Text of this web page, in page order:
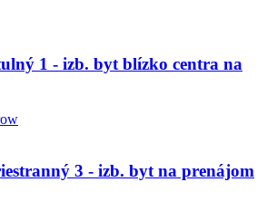
1 - izb. byt blízko centra na
3 - izb. byt na prenájom